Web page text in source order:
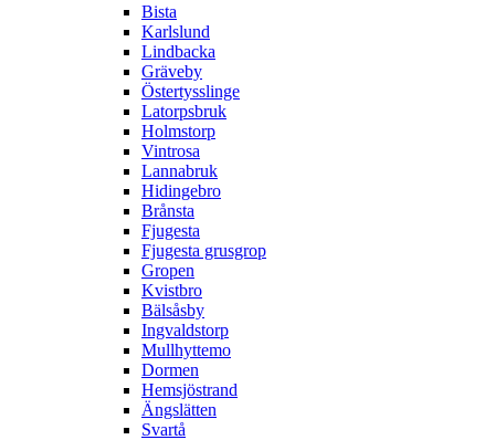
Bista
Karlslund
Lindbacka
Gräveby
Östertysslinge
Latorpsbruk
Holmstorp
Vintrosa
Lannabruk
Hidingebro
Brånsta
Fjugesta
Fjugesta grusgrop
Gropen
Kvistbro
Bälsåsby
Ingvaldstorp
Mullhyttemo
Dormen
Hemsjöstrand
Ängslätten
Svartå